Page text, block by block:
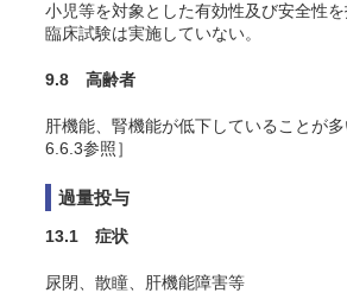
小児等を対象とした有効性及び安全性
臨床試験は実施していない。
9.8 高齢者
肝機能、腎機能が低下していることが
6.6.3参照］
過量投与
13.1 症状
尿閉、散瞳、肝機能障害等